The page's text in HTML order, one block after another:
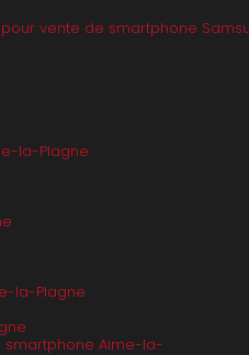
vente de smartphone
la-Plagne
la-Plagne
smartphone Aime-la-